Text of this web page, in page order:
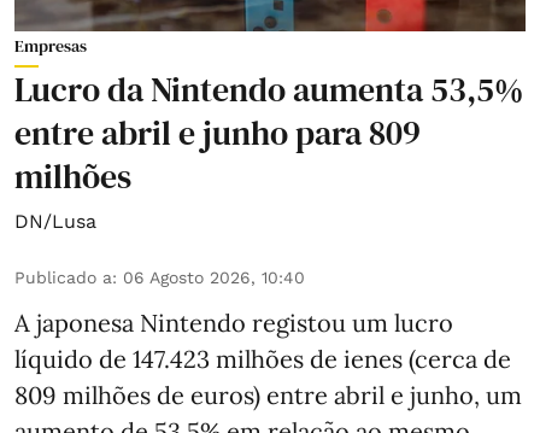
Empresas
Lucro da Nintendo aumenta 53,5%
entre abril e junho para 809
milhões
DN/Lusa
Publicado a: 06 Agosto 2026, 10:40
A japonesa Nintendo registou um lucro
líquido de 147.423 milhões de ienes (cerca de
809 milhões de euros) entre abril e junho, um